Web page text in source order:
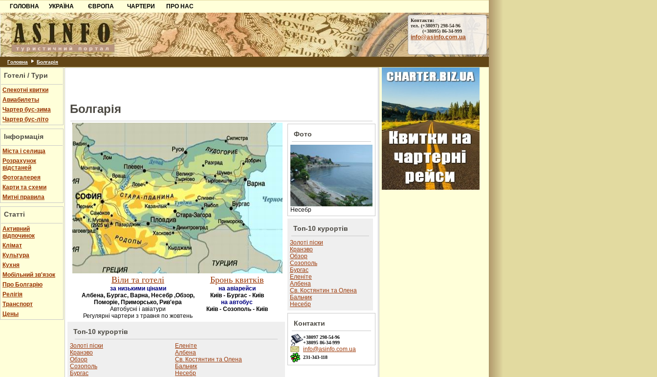
ГОЛОВНА
УКРАЇНА
Карпати
Азов
Причорноморря
Шацьк
ЄВРОПА
Чорногорія
Хорватія
Болгарія
ЧАРТЕРИ
ПРО НАС
Контакти
Партнерам
Додати готель
Контакти:
тел. (+38097) 298-54-96
(+38095) 86-34-999
info@asinfo.com.ua
Головна Болгарія
Готелі / Тури
Спекотні квитки
Авиабилеты
Чартер бус-зима
Чартер бус-літо
Інформація
Міста і селища
Розрахунок
відстаней
Фотогалерея
Карти та схеми
Митні правила
Статті
Активний
відпочинок
Клімат
Культура
Кухня
Мобільний зв'язок
Про Болгарію
Релігія
Транспорт
Цены
Болгарія
Віли та готелі
за низькими цінами
Албена, Бургас, Варна, Несебр ,Обзор,
Поморіе, Приморсько, Рив'ера
Автобусні і авіатури
Регулярні чартери з травня по жовтень
Бронь квитків
на авіарейси
Київ - Бургас - Київ
на автобус
Київ - Созополь - Київ
Топ-10 курортів
Золоті піски
Кранэво
Обзор
Созополь
Бургас
Еленіте
Албена
Св. Костянтин та Олена
Бальчик
Несебр
Фото
Несебр
Топ-10 курортів
Золоті піски
Кранэво
Обзор
Созополь
Бургас
Еленіте
Албена
Св. Костянтин та Олена
Бальчик
Несебр
Контакти
+38097 298-54-96
+38095 86-34-999
info@asinfo.com.ua
231-343-118